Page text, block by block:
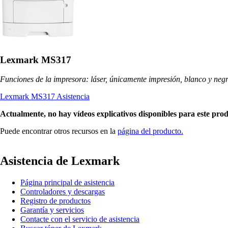
Lexmark MS317
Funciones de la impresora: láser, únicamente impresión, blanco y
Lexmark MS317 Asistencia
Actualmente, no hay vídeos explicativos disponibles para este
Puede encontrar otros recursos en la página del producto.
Asistencia de Lexmark
Página principal de asistencia
Controladores y descargas
Registro de productos
Garantía y servicios
Contacte con el servicio de asistencia